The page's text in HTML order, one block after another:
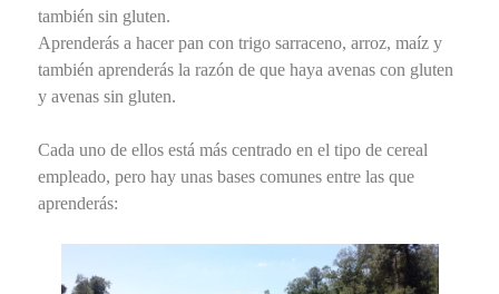
también sin gluten.
Aprenderás a hacer pan con trigo sarraceno, arroz, maíz y
también aprenderás la razón de que haya avenas con gluten
y avenas sin gluten.
Cada uno de ellos está más centrado en el tipo de cereal
empleado, pero hay unas bases comunes entre las que
aprenderás: